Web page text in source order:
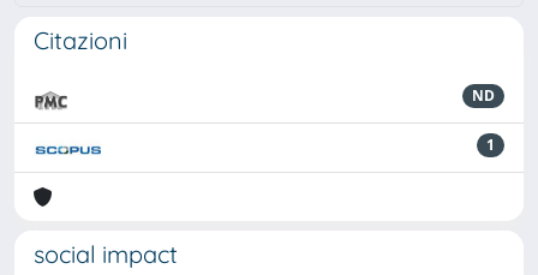
Citazioni
ND
1
social impact